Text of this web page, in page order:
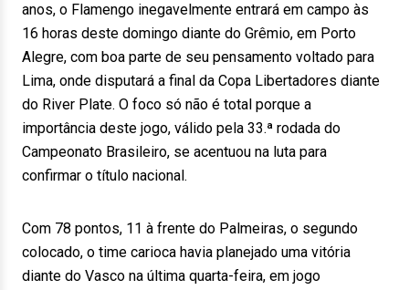
anos, o Flamengo inegavelmente entrará em campo às
16 horas deste domingo diante do Grêmio, em Porto
Alegre, com boa parte de seu pensamento voltado para
Lima, onde disputará a final da Copa Libertadores diante
do River Plate. O foco só não é total porque a
importância deste jogo, válido pela 33.ª rodada do
Campeonato Brasileiro, se acentuou na luta para
confirmar o título nacional.
Com 78 pontos, 11 à frente do Palmeiras, o segundo
colocado, o time carioca havia planejado uma vitória
diante do Vasco na última quarta-feira, em jogo